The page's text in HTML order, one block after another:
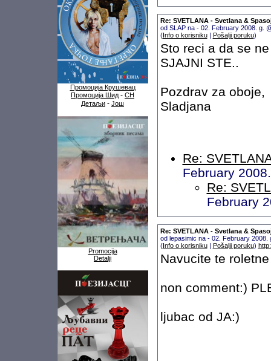
Промоција Крушевац
Промоција Шид- СН
Детаљи - Још
Promocija
Detalji
Re: SVETLANA - Svetlana &
od SLAP na - 02. February 2008. g.
(Info o korisniku| Pošalji poruku)
Sto reci a da se
SJAJNI STE..
Pozdrav za oboje,
Sladjana
Re:
February
Re:
February
Re: SVETLANA - Svetlana &
od lepasimic na - 02. February 2008.
(Info o korisniku| Pošalji poruku)
Navucite te
non comment:)
ljubac od JA:)